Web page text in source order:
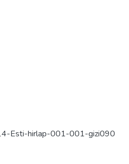
Esti-hirlap-001-001-gizi090